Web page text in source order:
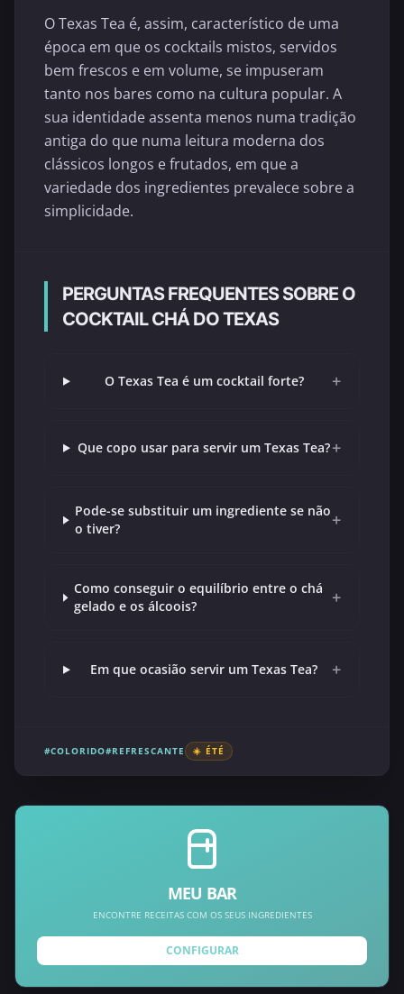
O Texas Tea é, assim, característico de uma
época em que os cocktails mistos, servidos
bem frescos e em volume, se impuseram
tanto nos bares como na cultura popular. A
sua identidade assenta menos numa tradição
antiga do que numa leitura moderna dos
clássicos longos e frutados, em que a
variedade dos ingredientes prevalece sobre a
simplicidade.
PERGUNTAS FREQUENTES SOBRE O
COCKTAIL CHÁ DO TEXAS
O Texas Tea é um cocktail forte? +
Que copo usar para servir um Texas Tea?+
Pode-se substituir um ingrediente se não
o tiver?
+
Como conseguir o equilíbrio entre o chá
gelado e os álcoois?
+
Em que ocasião servir um Texas Tea? +
#COLORIDO#REFRESCANTE ☀️ ÉTÉ
MEU BAR
ENCONTRE RECEITAS COM OS SEUS INGREDIENTES
CONFIGURAR